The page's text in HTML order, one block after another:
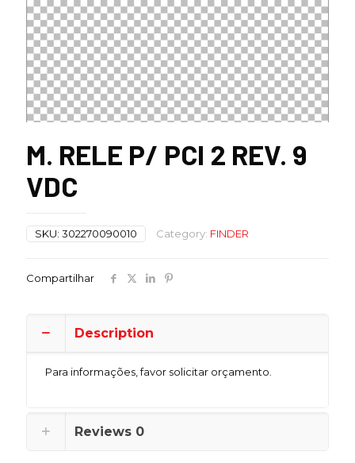
M. RELE P/ PCI 2 REV. 9
VDC
SKU: 302270090010 Category: FINDER
Compartilhar
Description
Para informações, favor solicitar orçamento.
Reviews 0